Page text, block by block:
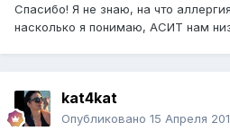
Спасибо! Я не знаю, на что
насколько я понимаю, АСИТ нам
kat4kat
Опубликовано 15 Апреля